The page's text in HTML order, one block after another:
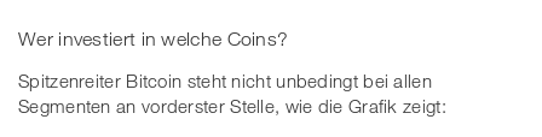
Wer investiert in welche Coins?
Spitzenreiter Bitcoin steht nicht unbedingt bei allen
Segmenten an vorderster Stelle, wie die Grafik zeigt: